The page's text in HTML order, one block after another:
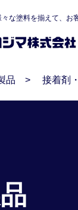
な塗料を揃えて、お
品 接着剤